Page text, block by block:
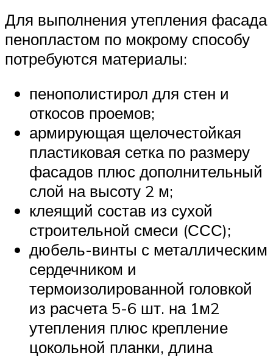
Для выполнения утепления фасада
пенопластом по мокрому способу
потребуются материалы:
пенополистирол для стен и
откосов проемов;
армирующая щелочестойкая
пластиковая сетка по размеру
фасадов плюс дополнительный
слой на высоту 2 м;
клеящий состав из сухой
строительной смеси (ССС);
дюбель-винты с металлическим
сердечником и
термоизолированной головкой
из расчета 5-6 шт. на 1м2
утепления плюс крепление
цокольной планки, длина